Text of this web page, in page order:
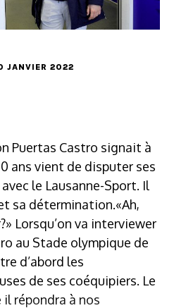
JANVIER 2022
Puertas Castro signait à
ans vient de disputer ses
le Lausanne-Sport. Il
sa détermination.«Ah,
Lorsqu’on va interviewer
au Stade olympique de
d’abord les
de ses coéquipiers. Le
il répondra à nos